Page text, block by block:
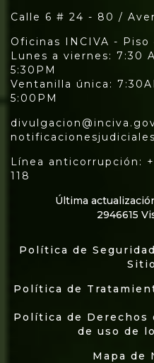
Calle 6 # 24 - 80 /
Oficinas INCIVA - Piso
Lunes a viernes: 7:30
5:30PM
Ventanilla única:
5:00PM
Línea anticorrupción:
118
Última
2946615
Política de
Política de
Política de Derechos
de uso de
Mapa de